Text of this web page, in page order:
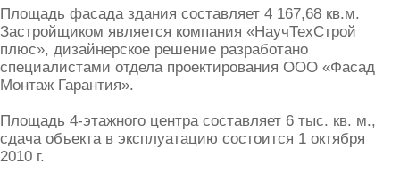
Площадь фасада здания составляет 4 167,68 кв.м.
Застройщиком является компания «НаучТехСтрой
плюс», дизайнерское решение разработано
специалистами отдела проектирования ООО «Фасад
Монтаж Гарантия».
Площадь 4-этажного центра составляет 6 тыс. кв. м.,
сдача объекта в эксплуатацию состоится 1 октября
2010 г.